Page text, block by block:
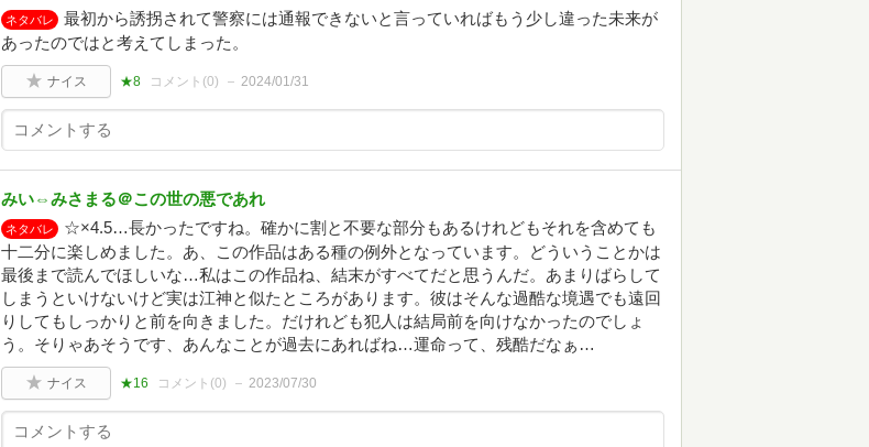
ネタバレ
最初から誘拐されて警察には通報できないと言っていればもう少し違った未来が
あったのではと考えてしまった。
ナイス ★8 コメント(0) 2024/01/31
みい⇔みさまる＠この世の悪であれ
ネタバレ
☆×4.5…長かったですね。確かに割と不要な部分もあるけれどもそれを含めても
十二分に楽しめました。あ、この作品はある種の例外となっています。どういうことかは
最後まで読んでほしいな…私はこの作品ね、結末がすべてだと思うんだ。あまりばらして
しまうといけないけど実は江神と似たところがあります。彼はそんな過酷な境遇でも遠回
りしてもしっかりと前を向きました。だけれども犯人は結局前を向けなかったのでしょ
う。そりゃあそうです、あんなことが過去にあればね…運命って、残酷だなぁ…
ナイス ★16 コメント(0) 2023/07/30